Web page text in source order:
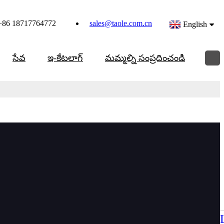
18717764772 sales@taole.com.cn English
సేవ ఇ-కేటలాగ్ మమ్మల్ని సంప్రదించండి